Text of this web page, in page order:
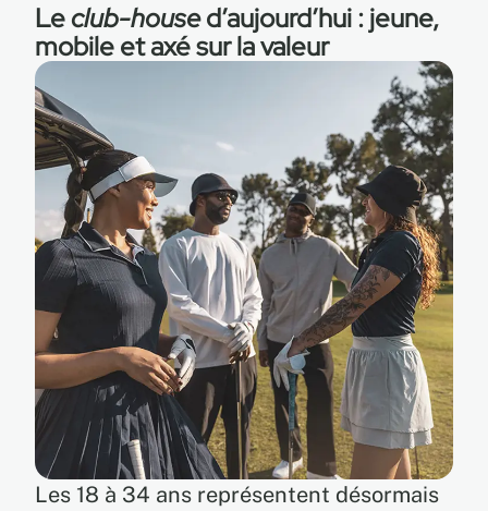
Leclub-housed’aujourd’hui : jeune,
mobile et axé sur la valeur
Les 18 à 34 ans représentent désormais